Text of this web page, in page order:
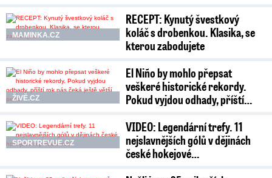
MAMINKA.CZ
RECEPT: Kynutý švestkový
koláč s drobenkou. Klasika, se
kterou zabodujete
ŽIVĚ.CZ
El Niño by mohlo přepsat
veškeré historické rekordy.
Pokud vyjdou odhady, příští…
SPORTREVUE.CZ
VIDEO: Legendární trefy. 11
nejslavnějších gólů v dějinách
české hokejové…